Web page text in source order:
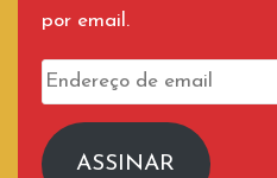
por email.
Endereço
emailASSINAR